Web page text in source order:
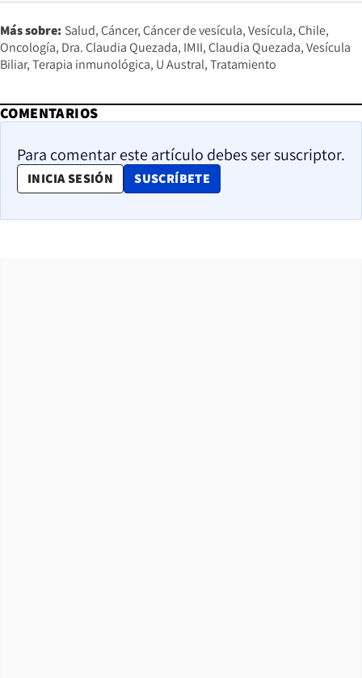
Más sobre: Salud Cáncer Cáncer de vesícula Vesícula Chile
Oncología Dra. Claudia Quezada IMII Claudia Quezada Vesícula
Biliar Terapia inmunológica U Austral Tratamiento
COMENTARIOS
Para comentar este artículo debes ser suscriptor.
INICIA SESIÓN SUSCRÍBETE
OPENS IN NEW WINDOW